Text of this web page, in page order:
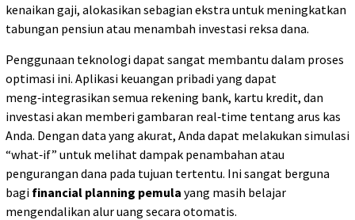
kenaikan gaji, alokasikan sebagian ekstra untuk meningkatkan
tabungan pensiun atau menambah investasi reksa dana.
Penggunaan teknologi dapat sangat membantu dalam proses
optimasi ini. Aplikasi keuangan pribadi yang dapat
meng‑integrasikan semua rekening bank, kartu kredit, dan
investasi akan memberi gambaran real‑time tentang arus kas
Anda. Dengan data yang akurat, Anda dapat melakukan simulasi
“what‑if” untuk melihat dampak penambahan atau
pengurangan dana pada tujuan tertentu. Ini sangat berguna
bagi financial planning pemula yang masih belajar
mengendalikan alur uang secara otomatis.